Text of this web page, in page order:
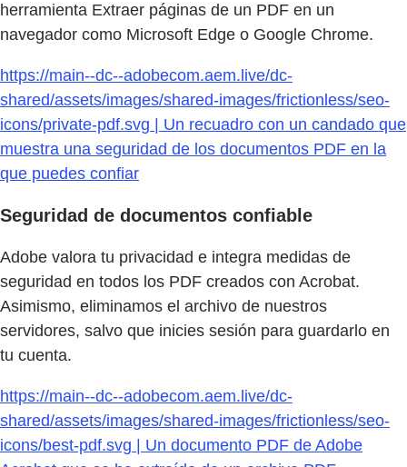
herramienta Extraer páginas de un PDF en un
navegador como Microsoft Edge o Google Chrome.
https://main--dc--adobecom.aem.live/dc-
shared/assets/images/shared-images/frictionless/seo-
icons/private-pdf.svg | Un recuadro con un candado que
muestra una seguridad de los documentos PDF en la
que puedes confiar
Seguridad de documentos confiable
Adobe valora tu privacidad e integra medidas de
seguridad en todos los PDF creados con Acrobat.
Asimismo, eliminamos el archivo de nuestros
servidores, salvo que inicies sesión para guardarlo en
tu cuenta.
https://main--dc--adobecom.aem.live/dc-
shared/assets/images/shared-images/frictionless/seo-
icons/best-pdf.svg | Un documento PDF de Adobe